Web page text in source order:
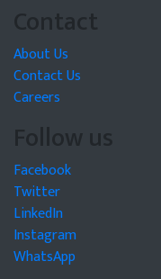
Contact
About Us
Contact Us
Careers
Follow us
Facebook
Twitter
LinkedIn
Instagram
WhatsApp